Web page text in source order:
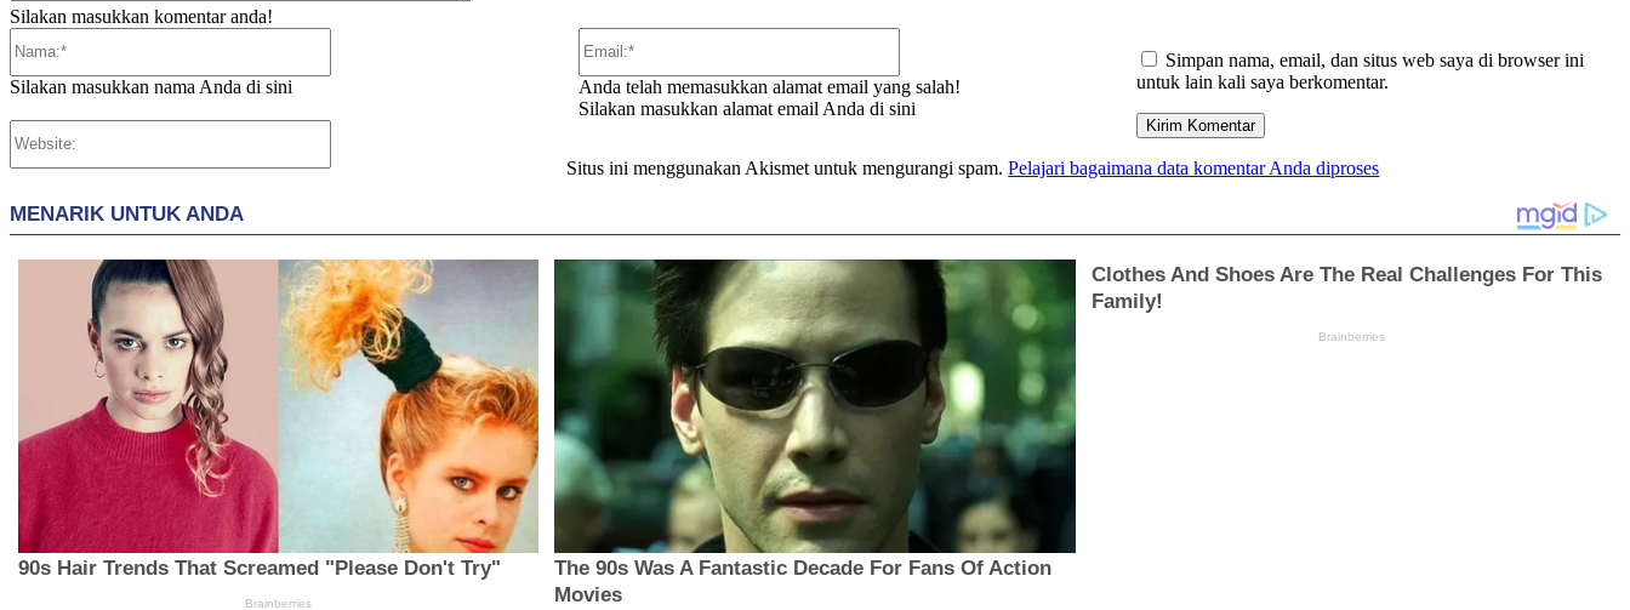
Silakan masukkan komentar anda!
Silakan masukkan nama Anda di sini
Anda telah memasukkan alamat email yang salah!
Silakan masukkan alamat email Anda di sini
Simpan nama, email, dan situs web saya di browser ini
untuk lain kali saya berkomentar.
Situs ini menggunakan Akismet untuk mengurangi spam.Pelajari bagaimana data komentar Anda diproses